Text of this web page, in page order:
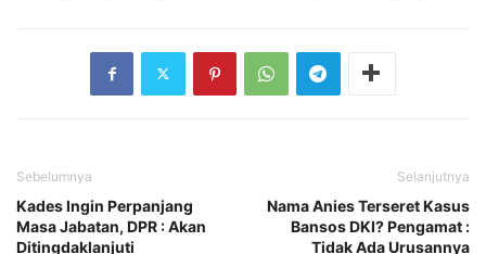
Sebelumnya
Kades Ingin Perpanjang
Masa Jabatan, DPR : Akan
Ditingdaklanjuti
Selanjutnya
Nama Anies Terseret Kasus
Bansos DKI? Pengamat :
Tidak Ada Urusannya